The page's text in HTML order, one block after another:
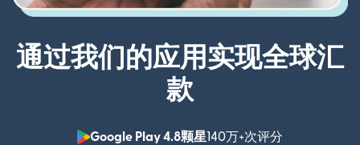
通过我们的应用实现全球汇
款
Google Play 4.8颗星140万+次评分